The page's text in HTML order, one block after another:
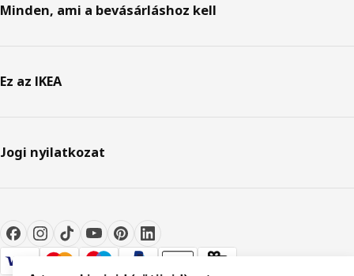
Minden, ami a bevásárláshoz kell
Ez az IKEA
Jogi nyilatkozat